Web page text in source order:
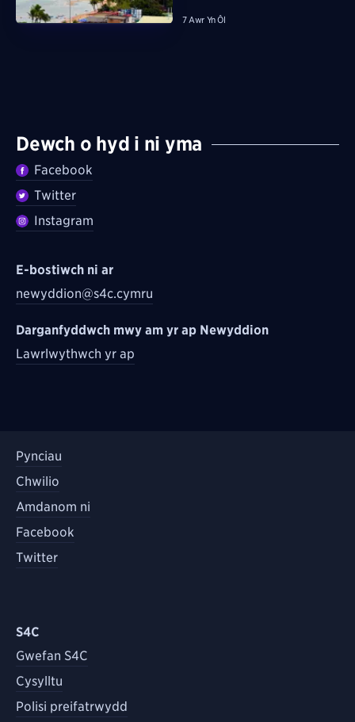
7 Awr Yn Ôl
Dewch o hyd i ni yma
Facebook
Twitter
Instagram
E-bostiwch ni ar
newyddion@s4c.cymru
Darganfyddwch mwy am yr ap Newyddion
Lawrlwythwch yr ap
Pynciau
Chwilio
Amdanom ni
Facebook
Twitter
S4C
Gwefan S4C
Cysylltu
Polisi preifatrwydd